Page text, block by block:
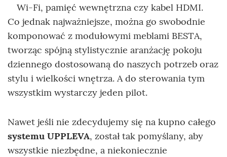
Wi-Fi, pamięć wewnętrzna czy kabel HDMI.
Co jednak najważniejsze, można go swobodnie
komponować z modułowymi meblami BESTA,
tworząc spójną stylistycznie aranżację pokoju
dziennego dostosowaną do naszych potrzeb oraz
stylu i wielkości wnętrza. A do sterowania tym
wszystkim wystarczy jeden pilot.
Nawet jeśli nie zdecydujemy się na kupno całego
systemu UPPLEVA, został tak pomyślany, aby
wszystkie niezbędne, a niekoniecznie